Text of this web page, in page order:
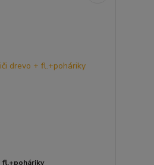
fl.+poháriky